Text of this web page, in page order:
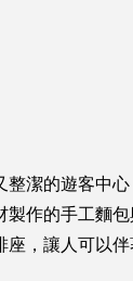
潔的遊客中
作的手工麵
，讓人可以